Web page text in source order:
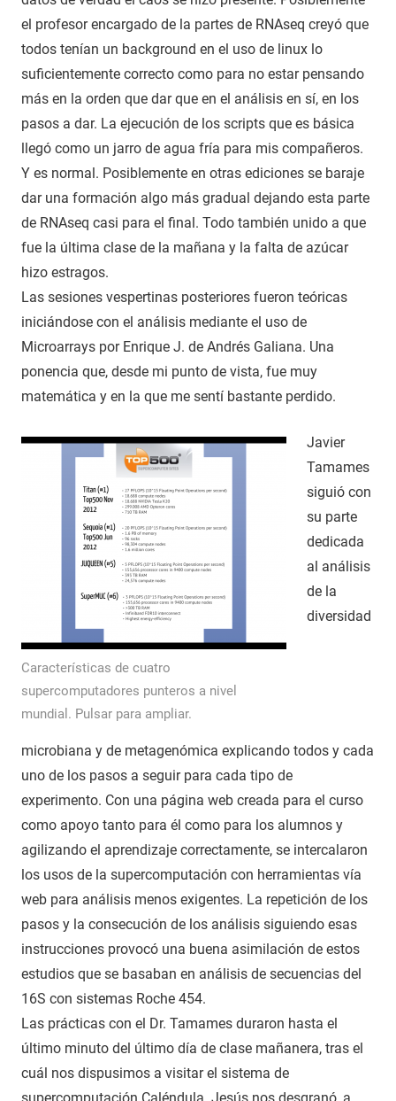
el profesor encargado de la partes de RNAseq creyó que
todos tenían un background en el uso de linux lo
suficientemente correcto como para no estar pensando
más en la orden que dar que en el análisis en sí, en los
pasos a dar. La ejecución de los scripts que es básica
llegó como un jarro de agua fría para mis compañeros.
Y es normal. Posiblemente en otras ediciones se baraje
dar una formación algo más gradual dejando esta parte
de RNAseq casi para el final. Todo también unido a que
fue la última clase de la mañana y la falta de azúcar
hizo estragos.
Las sesiones vespertinas posteriores fueron teóricas
iniciándose con el análisis mediante el uso de
Microarrays por Enrique J. de Andrés Galiana. Una
ponencia que, desde mi punto de vista, fue muy
matemática y en la que me sentí bastante perdido.
Características de cuatro
supercomputadores punteros a nivel
mundial. Pulsar para ampliar.
Javier
Tamames
siguió con
su parte
dedicada
al análisis
de la
diversidad
microbiana y de metagenómica explicando todos y cada
uno de los pasos a seguir para cada tipo de
experimento. Con una página web creada para el curso
como apoyo tanto para él como para los alumnos y
agilizando el aprendizaje correctamente, se intercalaron
los usos de la supercomputación con herramientas vía
web para análisis menos exigentes. La repetición de los
pasos y la consecución de los análisis siguiendo esas
instrucciones provocó una buena asimilación de estos
estudios que se basaban en análisis de secuencias del
16S con sistemas Roche 454.
Las prácticas con el Dr. Tamames duraron hasta el
último minuto del último día de clase mañanera, tras el
cuál nos dispusimos a visitar el sistema de